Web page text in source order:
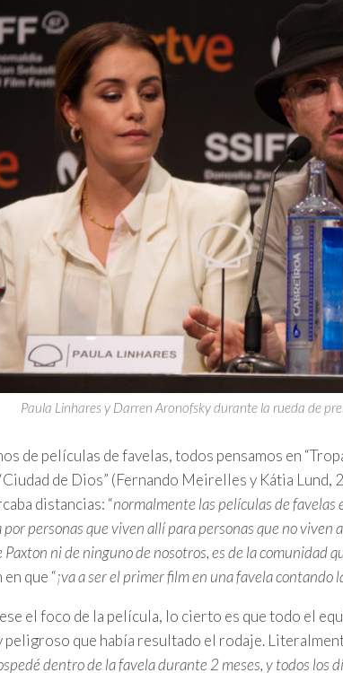
Paula Linhares y Darren Aronofsky durante la rueda de
de películas de favelas, todos pensamos en
de Dios” (Fernando Meirelles y Kátia
distancias: “normalmente las películas de
personas que viven allí para personas que no viven
Paxton ni de ninguno de nosotros, es de la comunidad
que “¡va a ser el primer film en una favela contando
el foco de la película, lo cierto es que todo el
que había resultado el rodaje.
dentro de la favela durante 2 meses, y todos los